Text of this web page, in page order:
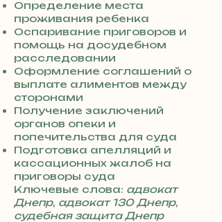
0
7
3
0
4
8
5
7
8
4
Определение места
проживания ребенка
Оспаривание приговоров и
помощь на досудебном
расследовании
Оформление соглашений о
выплате алиментов между
сторонами
Получение заключений
органов опеки и
попечительства для суда
Подготовка апелляций и
кассационных жалоб на
приговоры суда
Ключевые слова: адвокат
Днепр, адвокат 130 Днепр,
судебная защита Днепр